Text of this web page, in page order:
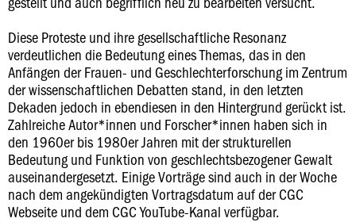
Diese Proteste und ihre gesellschaftliche Resonanz
verdeutlichen die Bedeutung eines Themas, das in den
Anfängen der Frauen- und Geschlechterforschung im Zentrum
der wissenschaftlichen Debatten stand, in den letzten
Dekaden jedoch in ebendiesen in den Hintergrund gerückt ist.
Zahlreiche Autor*innen und Forscher*innen haben sich in
den 1960er bis 1980er Jahren mit der strukturellen
Bedeutung und Funktion von geschlechtsbezogener Gewalt
auseinandergesetzt. Einige Vorträge sind auch in der Woche
nach dem angekündigten Vortragsdatum auf der CGC
Webseite und dem CGC YouTube-Kanal verfügbar.